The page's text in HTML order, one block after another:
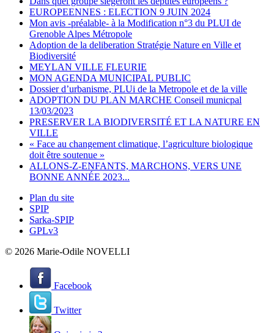
EUROPEENNES : ELECTION 9 JUIN 2024
Mon avis -préalable- à la Modification n°3 du PLUI de
Grenoble Alpes Métropole
Adoption de la deliberation Stratégie Nature en Ville et
Biodiversité
MEYLAN VILLE FLEURIE
MON AGENDA MUNICIPAL PUBLIC
Dossier d’urbanisme, PLUi de la Metropole et de la ville
ADOPTION DU PLAN MARCHE Conseil municpal
13/03/2023
PRESERVER LA BIODIVERSITÉ ET LA NATURE EN
VILLE
« Face au changement climatique, l’agriculture biologique
doit être soutenue »
ALLONS-Z-ENFANTS, MARCHONS, VERS UNE
BONNE ANNÉE 2023...
Plan du site
SPIP
Sarka-SPIP
GPLv3
© 2026 Marie-Odile NOVELLI
Facebook
Twitter